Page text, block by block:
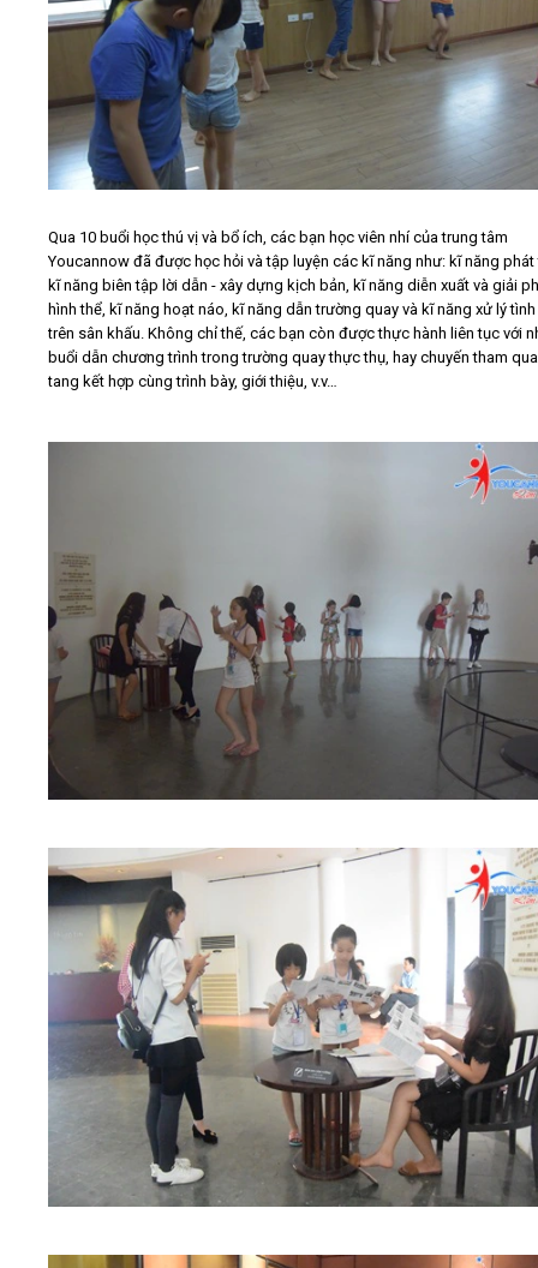
Qua 10 buổi học thú vị và bổ ích, các bạn học viên nhí của trung tâm
Youcannow đã được học hỏi và tập luyện các kĩ năng như: kĩ năng phát
kĩ năng biên tập lời dẫn - xây dựng kịch bản, kĩ năng diễn xuất và giải
hình thể, kĩ năng hoạt náo, kĩ năng dẫn trường quay và kĩ năng xử lý
trên sân khấu. Không chỉ thế, các bạn còn được thực hành liên tục với
buổi dẫn chương trình trong trường quay thực thụ, hay chuyến tham
tang kết hợp cùng trình bày, giới thiệu, v.v…